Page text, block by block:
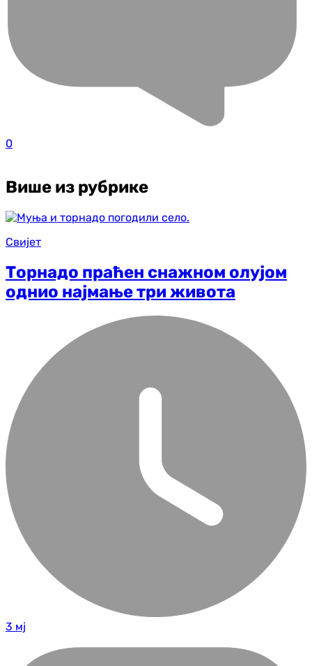
0
Више из рубрике
Свијет
Торнадо праћен снажном олујом
однио најмање три живота
3 мј